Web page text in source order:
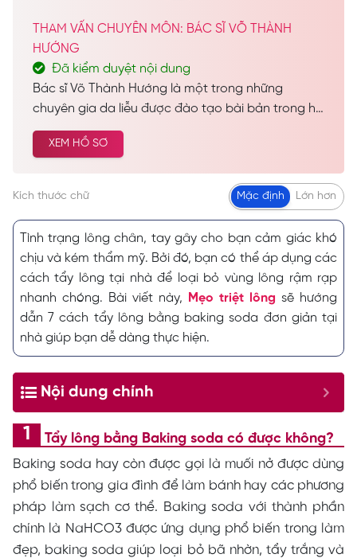
THAM VẤN CHUYÊN MÔN: BÁC SĨ VÕ THÀNH
HƯỚNG
Đã kiểm duyệt nội dung
Bác sĩ Võ Thành Hướng là một trong những
chuyên gia da liễu được đào tạo bài bản trong hệ
thống giáo dục chính quy, tốt nghiệp Bác sĩ Đa
Khoa và sở hữu hàng loạt chứng chỉ chuyên môn
lực không ngừng, bác sĩ đã tích lũy được nhiều
năm kinh nghiệm quý báu trong lĩnh vực da liễu.
XEM HỒ SƠ
Kích thước chữ Mặc định Lớn hơn
Tình trạng lông chân, tay gây cho bạn cảm giác khó
chịu và kém thẩm mỹ. Bởi đó, bạn có thể áp dụng các
cách tẩy lông tại nhà để loại bỏ vùng lông rậm rạp
nhanh chóng. Bài viết này,
Mẹo triệt lông sẽ hướng
dẫn 7 cách tẩy lông bằng baking soda đơn giản tại
nhà giúp bạn dễ dàng thực hiện.
Nội dung chính
Tẩy lông bằng Baking soda có được không?
Baking soda hay còn được gọi là muối nở được dùng
phổ biến trong gia đình để làm bánh hay các phương
pháp làm sạch cơ thể. Baking soda với thành phần
chính là NaHCO3 được ứng dụng phổ biến trong làm
đẹp, baking soda giúp loại bỏ bã nhờn, tẩy trắng và